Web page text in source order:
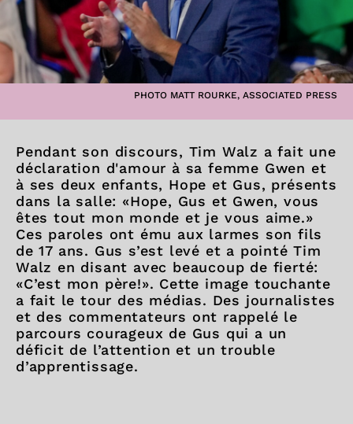
PHOTO MATT ROURKE, ASSOCIATED PRESS
Pendant son discours, Tim Walz a fait une
déclaration d'amour à sa femme Gwen et
à ses deux enfants, Hope et Gus, présents
dans la salle: «Hope, Gus et Gwen, vous
êtes tout mon monde et je vous aime.»
Ces paroles ont ému aux larmes son fils
de 17 ans. Gus s’est levé et a pointé Tim
Walz en disant avec beaucoup de fierté:
«C’est mon père!». Cette image touchante
a fait le tour des médias. Des journalistes
et des commentateurs ont rappelé le
parcours courageux de Gus qui a un
déficit de l’attention et un trouble
d’apprentissage.